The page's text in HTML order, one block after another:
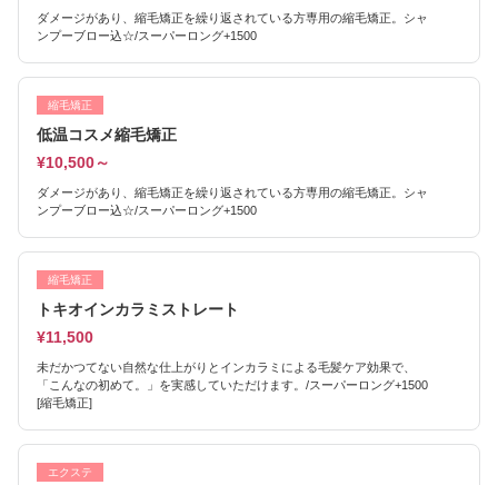
ダメージがあり、縮毛矯正を繰り返されている方専用の縮毛矯正。シャ
ンプーブロー込☆/スーパーロング+1500
縮毛矯正
低温コスメ縮毛矯正
¥10,500～
ダメージがあり、縮毛矯正を繰り返されている方専用の縮毛矯正。シャ
ンプーブロー込☆/スーパーロング+1500
縮毛矯正
トキオインカラミストレート
¥11,500
未だかつてない自然な仕上がりとインカラミによる毛髪ケア効果で、
「こんなの初めて。」を実感していただけます。/スーパーロング+1500
[縮毛矯正]
エクステ